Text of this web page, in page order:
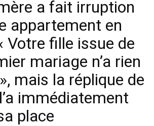
a fait irruption
appartement en
Votre fille issue de
mariage n’a rien
mais la réplique de
immédiatement
place